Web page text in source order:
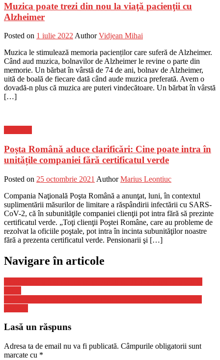
Muzica poate trezi din nou la viaţă pacienţii cu
Alzheimer
Posted on 1 iulie 2022Author Vidjean Mihai
Muzica le stimulează memoria pacienților care suferă de Alzheimer.
Când aud muzica, bolnavilor de Alzheimer le revine o parte din
memorie. Un bărbat în vârstă de 74 de ani, bolnav de Alzheimer,
uită de boală de fiecare dată când aude muzica preferată. Avem o
dovadă-n plus că muzica are puteri vindecătoare. Un bărbat în vârstă
[…]
Poşta Română aduce clarificări: Cine poate intra în
unitățile companiei fără certificatul verde
Posted on 25 octombrie 2021 Author Marius Leontiuc
Compania Naţională Poşta Română a anunţat, luni, în contextul
suplimentării măsurilor de limitare a răspândirii infectării cu SARS-
CoV-2, că în subunităţile companiei clienţii pot intra fără să prezinte
certificatul verde. „Toţi clienţii Poştei Române, care au probleme de
rezolvat la oficiile poştale, pot intra în incinta subunităţilor noastre
fără a prezenta certificatul verde. Pensionarii şi […]
Navigare în articole
Lasă un răspuns
Adresa ta de email nu va fi publicată. Câmpurile obligatorii sunt
marcate cu *